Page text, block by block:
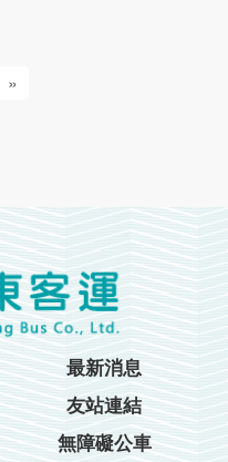
»
最新消息
友站連結
無障礙公車